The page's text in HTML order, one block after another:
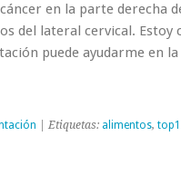
en la parte derecha
del lateral cervical. Estoy
puede ayudarme en
| Etiquetas: alimentos,